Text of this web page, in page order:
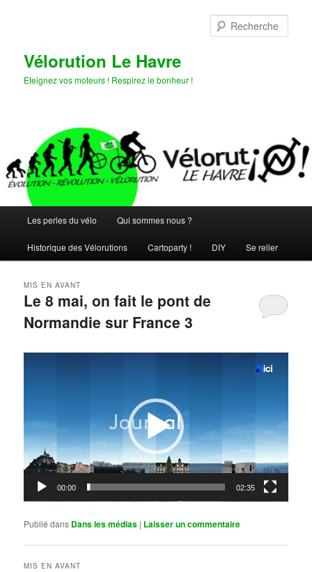
Vélorution Le Havre
Eteignez vos moteurs ! Respirez le bonheur !
principal
Les perles du vélo Qui sommes nous ?
Historique des Vélorutions Cartoparty ! DIY Se relier
Le 8 mai, on fait le pont de
Normandie sur France 3
MIS EN AVANT
00:00 02:35
Publié dans Dans les médias | Laisser un commentaire
MIS EN AVANT